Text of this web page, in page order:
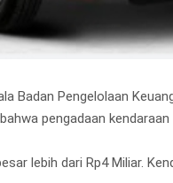
Badan Pengelolaan
pengadaan
lebih dari Rp4 Miliar.